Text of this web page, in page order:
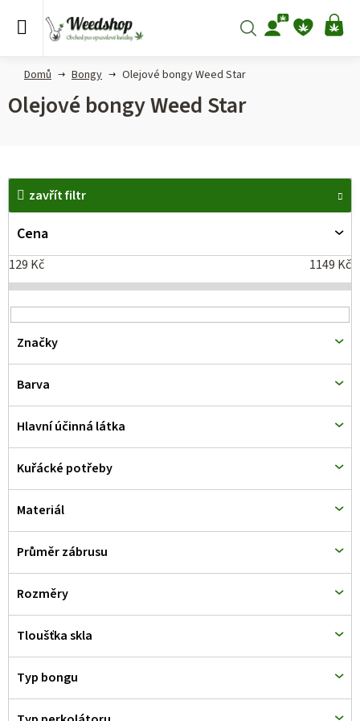
Hledat
Domů Bongy Olejové bongy Weed Star
Olejové bongy Weed Star
zavřít filtr
Cena
129 Kč 1149 Kč
Značky
Barva
Hlavní účinná látka
Kuřácké potřeby
Materiál
Průměr zábrusu
Rozměry
Tloušťka skla
Typ bongu
V
p
i
s
p
r
o
d
u
k
t
ů